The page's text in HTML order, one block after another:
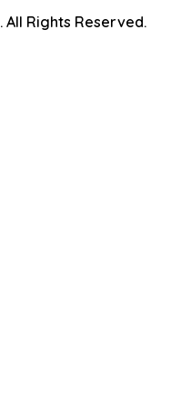
. All Rights Reserved.